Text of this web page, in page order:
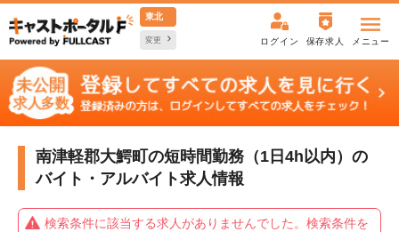
東北
変更 ログイン 保存求人 メニュー
南津軽郡大鰐町の短時間勤務（1日4h以内）の
バイト・アルバイト求人情報
検索条件に該当する求人がありませんでした。検索条件を